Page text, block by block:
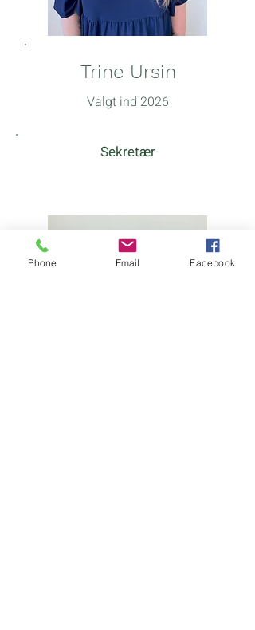
Trine Ursin
Valgt ind 2026
Sekretær
Phone Email Facebook